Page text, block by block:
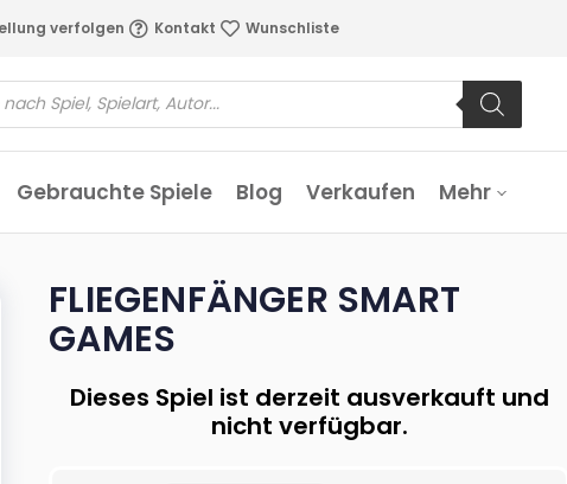
verfolgen Kontakt Wunschliste
Gebrauchte Spiele Blog Verkaufen Mehr
FLIEGENFÄNGER SMART
GAMES
Dieses Spiel ist derzeit ausverkauft und
nicht verfügbar.